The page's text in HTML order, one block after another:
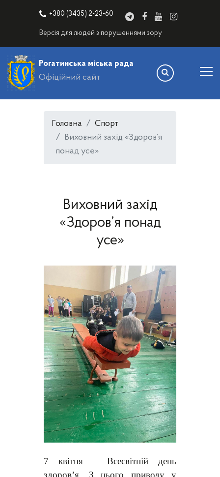
+380 (3435) 2-23-60
Версія для людей з порушеннями зору
Рогатинська міська рада
Офіційний сайт
Головна
Спорт
Виховний захід «Здоров’я
понад усе»
Виховний захід
«Здоров’я понад
усе»
7 квітня – Всесвітній день
здоров’я. З цього приводу у